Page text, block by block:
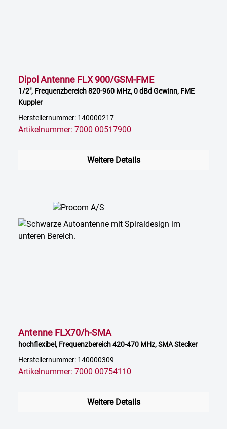
Dipol Antenne FLX 900/GSM-FME
1/2", Frequenzbereich 820-960 MHz, 0 dBd Gewinn, FME
Kuppler
Herstellernummer: 140000217
Artikelnummer: 7000 00517900
Weitere Details
Antenne FLX70/h-SMA
hochflexibel, Frequenzbereich 420-470 MHz, SMA Stecker
Herstellernummer: 140000309
Artikelnummer: 7000 00754110
Weitere Details